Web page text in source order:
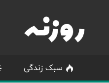
content
سبک زندگی